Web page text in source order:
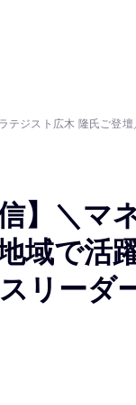
テジスト広木 隆氏ご
】＼
域で活
リーダ